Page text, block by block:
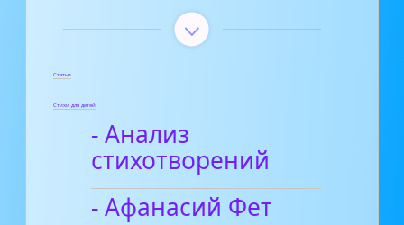
Статьи
Стихи для детей
- Анализ
стихотворений
- Афанасий Фет